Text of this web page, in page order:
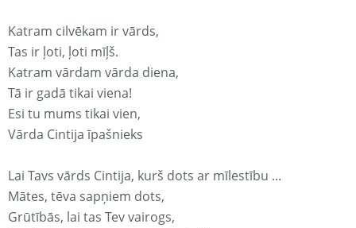
Katram cilvēkam ir vārds,
Tas ir ļoti, ļoti mīļš.
Katram vārdam vārda diena,
Tā ir gadā tikai viena!
Esi tu mums tikai vien,
Vārda Cintija īpašnieks
Lai Tavs vārds Cintija, kurš dots ar mīlestību ...
Mātes, tēva sapņiem dots,
Grūtībās, lai tas Tev vairogs,